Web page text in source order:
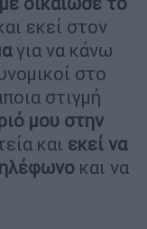
εκεί στον
για να κάνω
στο
στιγμή
μου στην
και εκεί να
και να